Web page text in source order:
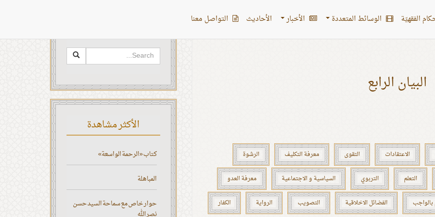
الفقهیّة الوسائط المتعددة الأخبار الأحادیث التواصل معنا
البيان الرابع
الاعتقادات التقوى معرفة التكليف الرشوة
التعلم التربوي السياسية و الاجتماعية معرفة العدو
بالواجب الفضائل الاخلاقية التصويب الرواية الكفار
الأكثر مشاهدة
كتاب «الرحمة الواسعة»
المباهلة
حوار خاص مع سماحة السيد حسن
نصر الله